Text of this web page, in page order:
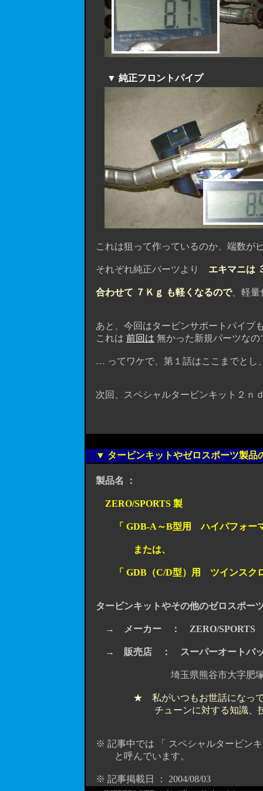
▼ 純正フロントパイプ
これは狙って作っているのか、端数が
それぞれ純正パーツより エキマニは
合わせて ７Ｋｇ も軽くなるので、軽
あと、今回はタービンサポートパイプ
これは 前回は 無かった新規パーツな
… ってワケで、第１話はここまでとし
次回、スペシャルタービンキット２ｎ
▼ タービンキットやゼロスポーツ製品
製品名 ：
ZERO/SPORTS 製
「 GDB-A～B型用 ハイパフォーマ
または、
「 GDB（C/D型）用 ツインスクロ
タービンキットやその他のゼロスポー
→ メーカー ： ZERO/SPORTS
→ 販売店 ： スーパーオートバ
埼玉県熊谷市大字肥塚1355-1
★ 私がいつもお世話になっ
チューンに対する知識、
※ 記事中では 「 スペシャルタービンキ
と呼んでいます。
※ 記事掲載日 ： 2004/08/03